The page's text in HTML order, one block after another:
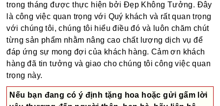
trong tháng được thực hiện bởi Đẹp Không Tưởng. Đây
là công việc quan trọng với Quý khách và rất quan trọng
với chúng tôi, chúng tôi hiểu điều đó và luôn chăm chút
từng sản phẩm nhằm nâng cao chất lượng dịch vụ để
đáp ứng sự mong đợi của khách hàng. Cảm ơn khách
hàng đã tin tưởng và giao cho chúng tôi công việc quan
trọng này.
Nếu bạn đang có ý định tặng hoa hoặc gửi gấm lời